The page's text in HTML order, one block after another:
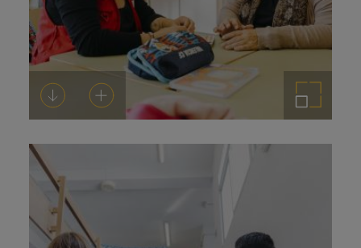
DescargarAñadir al carrito Ampliar imagen